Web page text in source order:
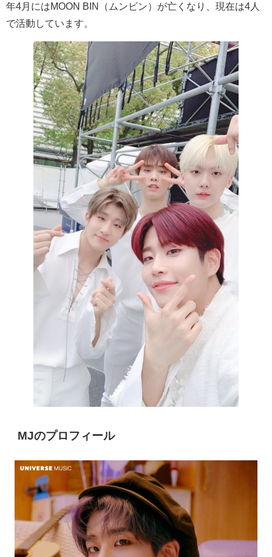
年4 月にはMOON BIN （ムンビン）が亡くなり、現在は4 人
で活動しています。
MJのプロフィール